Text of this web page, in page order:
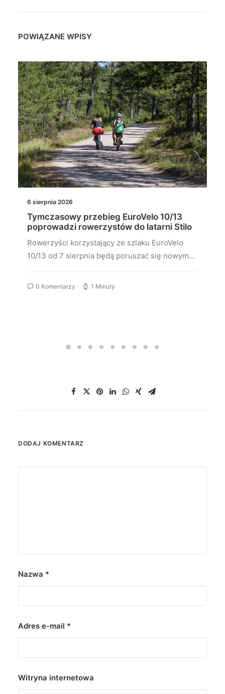
POWIĄZANE WPISY
6 sierpnia 2026
Tymczasowy przebieg EuroVelo 10/13
poprowadzi rowerzystów do latarni Stilo
Rowerzyści korzystający ze szlaku EuroVelo
10/13 od 7 sierpnia będą poruszać się nowym…
0 Komentarzy 1 Minuty
DODAJ KOMENTARZ
Nazwa *
Adres e-mail *
Witryna internetowa